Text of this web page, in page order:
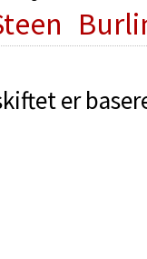
er